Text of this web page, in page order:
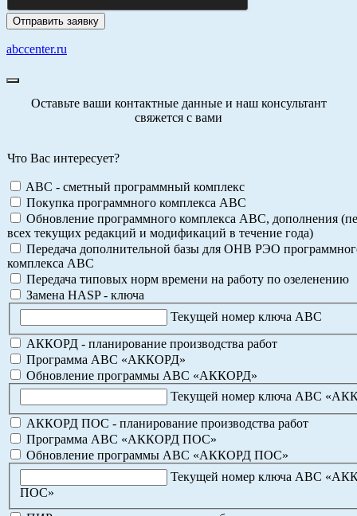
abccenter.ru
Оставьте ваши контактные данные и наш консультант
свяжется с вами
Что Вас интересует?
ABC - сметный программный комплекс
Покупка программного комплекса АВС
Обновление программного комплекса АВС, дополнения
всех текущих редакций и модификаций в течение года)
Передача дополнительной базы для ОНВ РЭО
комплекса АВС
Передача типовых норм времени на работу по озеленению
Замена HASP - ключа
Текущей номер ключа АВС
АККОРД - планирование производства работ
Программа АВС «АККОРД»
Обновление программы АВС «АККОРД»
Текущей номер ключа АВС
АККОРД ПОС - планирование производства работ
Программа АВС «АККОРД ПОС»
Обновление программы АВС «АККОРД ПОС»
Текущей номер ключа АВС
ПОС»